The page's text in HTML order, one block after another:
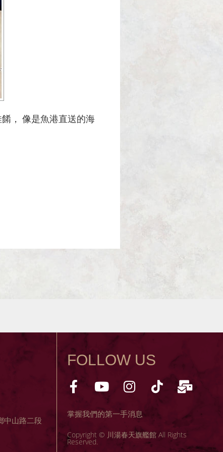
， 像是魚港直送的海
中山路二段
FOLLOW US
掌握我們的第一手消息
Copyright © 川湯春天旗艦館 All Rights
Reserved.